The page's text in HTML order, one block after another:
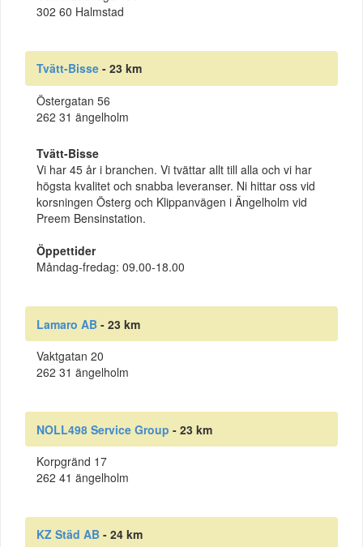
302 60 Halmstad
Tvätt-Bisse - 23 km
Östergatan 56
262 31 ängelholm
Tvätt-Bisse
Vi har 45 år i branchen. Vi tvättar allt till alla och vi har
högsta kvalitet och snabba leveranser. Ni hittar oss vid
korsningen Österg och Klippanvägen i Ängelholm vid
Preem Bensinstation.
Öppettider
Måndag-fredag: 09.00-18.00
Lamaro AB - 23 km
Vaktgatan 20
262 31 ängelholm
NOLL498 Service Group - 23 km
Korpgränd 17
262 41 ängelholm
KZ Städ AB - 24 km